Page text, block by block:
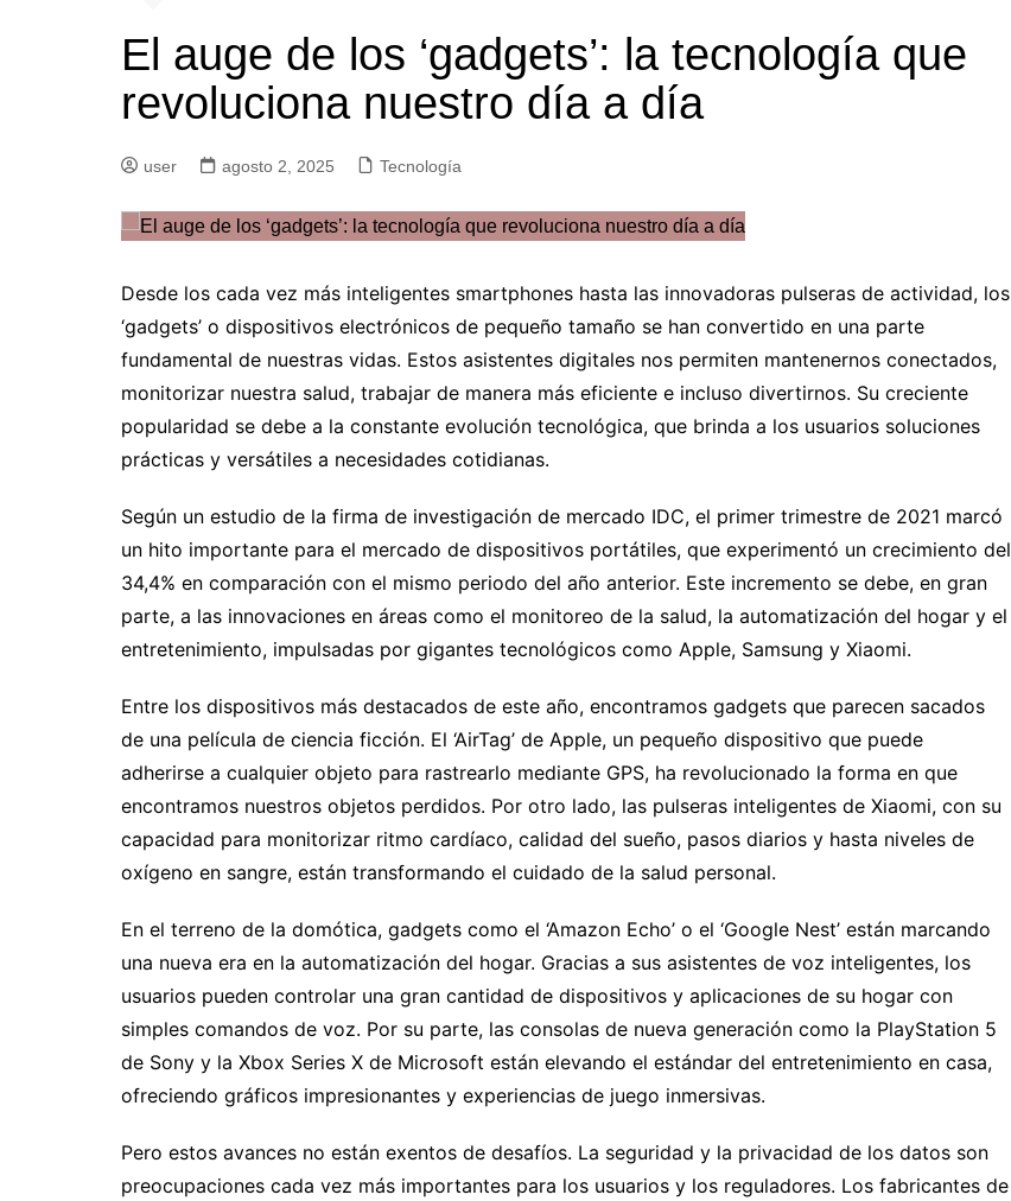
El auge de los ‘gadgets’: la tecnología que
revoluciona nuestro día a día
user agosto 2, 2025 Tecnología
Desde los cada vez más inteligentes smartphones hasta las innovadoras pulseras de actividad, los
‘gadgets’ o dispositivos electrónicos de pequeño tamaño se han convertido en una parte
fundamental de nuestras vidas. Estos asistentes digitales nos permiten mantenernos conectados,
monitorizar nuestra salud, trabajar de manera más eficiente e incluso divertirnos. Su creciente
popularidad se debe a la constante evolución tecnológica, que brinda a los usuarios soluciones
prácticas y versátiles a necesidades cotidianas.
Según un estudio de la firma de investigación de mercado IDC, el primer trimestre de 2021 marcó
un hito importante para el mercado de dispositivos portátiles, que experimentó un crecimiento del
34,4% en comparación con el mismo periodo del año anterior. Este incremento se debe, en gran
parte, a las innovaciones en áreas como el monitoreo de la salud, la automatización del hogar y el
entretenimiento, impulsadas por gigantes tecnológicos como Apple, Samsung y Xiaomi.
Entre los dispositivos más destacados de este año, encontramos gadgets que parecen sacados
de una película de ciencia ficción. El ‘AirTag’ de Apple, un pequeño dispositivo que puede
adherirse a cualquier objeto para rastrearlo mediante GPS, ha revolucionado la forma en que
encontramos nuestros objetos perdidos. Por otro lado, las pulseras inteligentes de Xiaomi, con su
capacidad para monitorizar ritmo cardíaco, calidad del sueño, pasos diarios y hasta niveles de
oxígeno en sangre, están transformando el cuidado de la salud personal.
En el terreno de la domótica, gadgets como el ‘Amazon Echo’ o el ‘Google Nest’ están marcando
una nueva era en la automatización del hogar. Gracias a sus asistentes de voz inteligentes, los
usuarios pueden controlar una gran cantidad de dispositivos y aplicaciones de su hogar con
simples comandos de voz. Por su parte, las consolas de nueva generación como la PlayStation 5
de Sony y la Xbox Series X de Microsoft están elevando el estándar del entretenimiento en casa,
ofreciendo gráficos impresionantes y experiencias de juego inmersivas.
Pero estos avances no están exentos de desafíos. La seguridad y la privacidad de los datos son
preocupaciones cada vez más importantes para los usuarios y los reguladores. Los fabricantes de